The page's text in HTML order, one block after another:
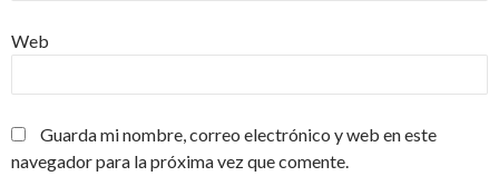
Web
Guarda mi nombre, correo electrónico y web en este
navegador para la próxima vez que comente.